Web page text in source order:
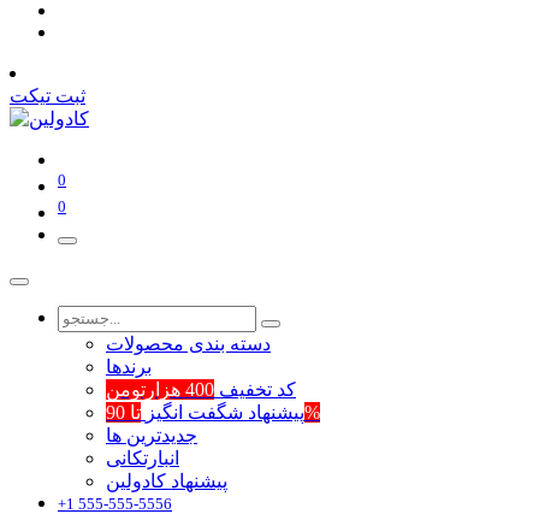
ثبت تیکت
0
0
دسته بندی محصولات
برند‌ها
کد تخفیف 400 هزارتومن
پیشنهاد شگفت انگیزتا 90%
جدیدترین ها
انبارتکانی
پیشنهاد کادولین
+1 555-555-5556